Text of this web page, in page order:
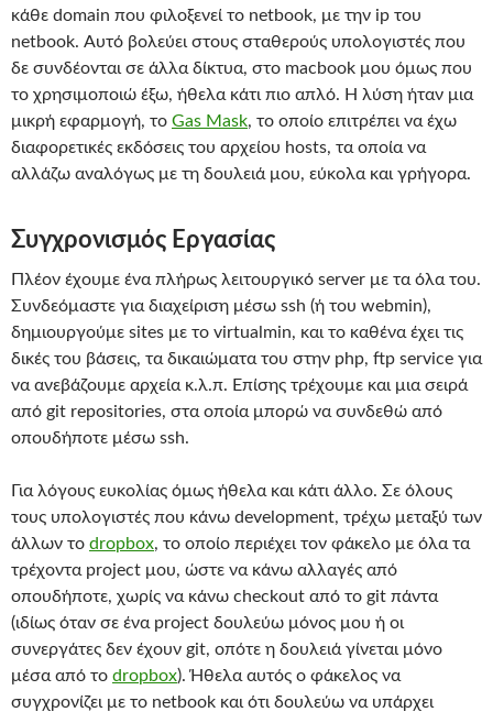
κάθε domain που φιλοξενεί το netbook, με την ip του
netbook. Αυτό βολεύει στους σταθερούς υπολογιστές που
δε συνδέονται σε άλλα δίκτυα, στο macbook μου όμως που
το χρησιμοποιώ έξω, ήθελα κάτι πιο απλό. Η λύση ήταν μια
μικρή εφαρμογή, το Gas Mask, το οποίο επιτρέπει να έχω
διαφορετικές εκδόσεις του αρχείου hosts, τα οποία να
αλλάζω αναλόγως με τη δουλειά μου, εύκολα και γρήγορα.
Συγχρονισμός Εργασίας
Πλέον έχουμε ένα πλήρως λειτουργικό server με τα όλα του.
Συνδεόμαστε για διαχείριση μέσω ssh (ή του webmin),
δημιουργούμε sites με το virtualmin, και το καθένα έχει τις
δικές του βάσεις, τα δικαιώματα του στην php, ftp service για
να ανεβάζουμε αρχεία κ.λ.π. Επίσης τρέχουμε και μια σειρά
από git repositories, στα οποία μπορώ να συνδεθώ από
οπουδήποτε μέσω ssh.
Για λόγους ευκολίας όμως ήθελα και κάτι άλλο. Σε όλους
τους υπολογιστές που κάνω development, τρέχω μεταξύ των
άλλων το dropbox, το οποίο περιέχει τον φάκελο με όλα τα
τρέχοντα project μου, ώστε να κάνω αλλαγές από
οπουδήποτε, χωρίς να κάνω checkout από το git πάντα
(ιδίως όταν σε ένα project δουλεύω μόνος μου ή οι
συνεργάτες δεν έχουν git, οπότε η δουλειά γίνεται μόνο
μέσα από το dropbox). Ήθελα αυτός ο φάκελος να
συγχρονίζει με το netbook και ότι δουλεύω να υπάρχει